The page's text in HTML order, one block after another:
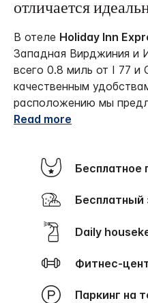
отличается
В отеле Holiday Inn
Западная Вирджиния и
всего 0.8 миль от I 77
качественным
расположению мы
Read more
Daily
Фитнес-
Паркинг на